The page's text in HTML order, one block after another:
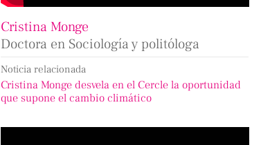
Cristina Monge
Doctora en Sociología y politóloga
Noticia relacionada
Cristina Monge desvela en el Cercle la oportunidad
que supone el cambio climático